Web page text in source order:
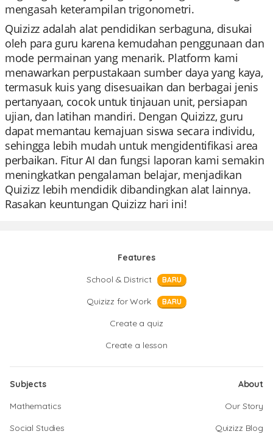
mengasah keterampilan trigonometri.
Quizizz adalah alat pendidikan serbaguna, disukai
oleh para guru karena kemudahan penggunaan dan
mode permainan yang menarik. Platform kami
menawarkan perpustakaan sumber daya yang kaya,
termasuk kuis yang disesuaikan dan berbagai jenis
pertanyaan, cocok untuk tinjauan unit, persiapan
ujian, dan latihan mandiri. Dengan Quizizz, guru
dapat memantau kemajuan siswa secara individu,
sehingga lebih mudah untuk mengidentifikasi area
perbaikan. Fitur AI dan fungsi laporan kami semakin
meningkatkan pengalaman belajar, menjadikan
Quizizz lebih mendidik dibandingkan alat lainnya.
Rasakan keuntungan Quizizz hari ini!
Features
School & District
BARU
Quizizz for Work BARU
Create a quiz
Create a lesson
Subjects
Mathematics
Social Studies
About
Our Story
Quizizz Blog